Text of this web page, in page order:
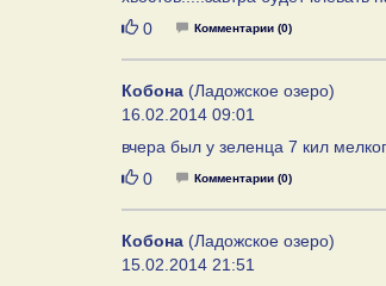
Нравится
0 Комментарии (0)
Кобона (Ладожское озеро)
16.02.2014 09:01
вчера был у зеленца 7 кил
Нравится
0 Комментарии (0)
Кобона (Ладожское озеро)
15.02.2014 21:51